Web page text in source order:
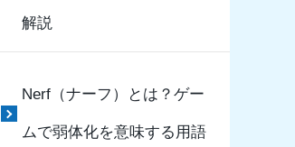
解説
Nerf（ナーフ）とは？ゲー
ムで弱体化を意味する用語